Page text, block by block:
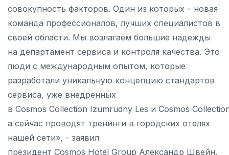
совокупность факторов. Один из которых – новая
команда профессионалов, лучших специалистов в
своей области. Мы возлагаем большие надежды
на департамент сервиса и контроля качества. Это
люди с международным опытом, которые
разработали уникальную концепцию стандартов
сервиса, уже внедренных
в Cosmos Collection Izumrudny Les и Cosmos
а сейчас проводят тренинги в городских отелях
нашей сети», - заявил
президент Cosmos Hotel Group Александр Швейн.